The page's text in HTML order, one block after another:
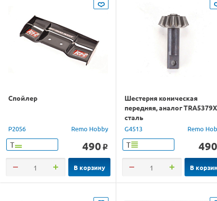
Спойлер
P2056 Remo Hobby
Т 490 o
В корзину
Шестерня коническая
передняя, аналог
сталь
G4513 Remo
Т 490
В